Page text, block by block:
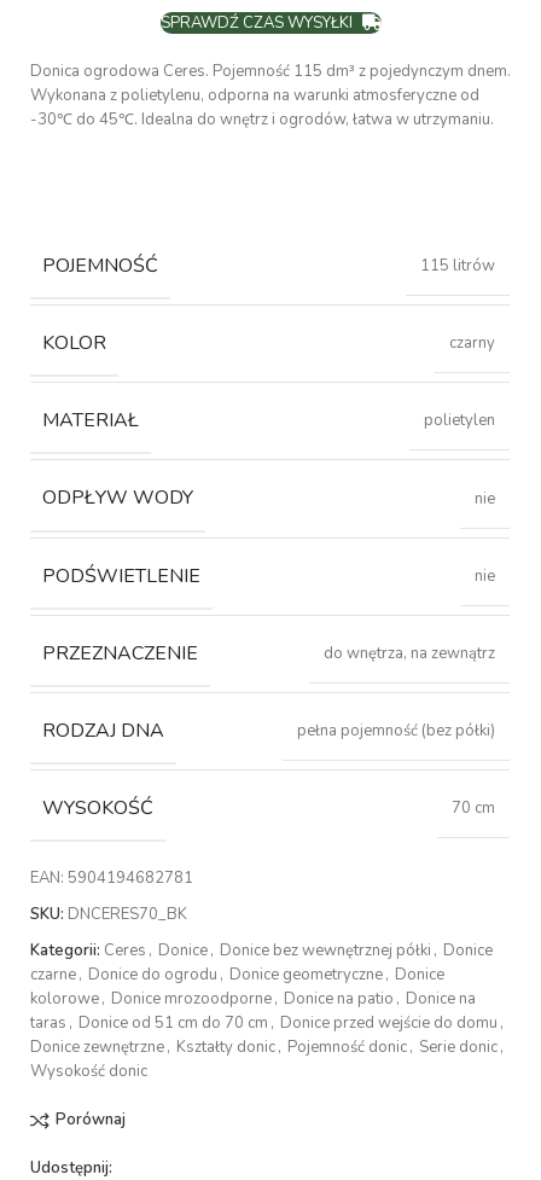
SPRAWDŹ CZAS WYSYŁKI
Donica ogrodowa Ceres. Pojemność 115 dm³ z pojedynczym dnem.
Wykonana z polietylenu, odporna na warunki atmosferyczne od
-30℃ do 45℃. Idealna do wnętrz i ogrodów, łatwa w utrzymaniu.
POJEMNOŚĆ 115 litrów
KOLOR czarny
MATERIAŁ polietylen
ODPŁYW WODY nie
PODŚWIETLENIE nie
PRZEZNACZENIE do wnętrza, na zewnątrz
RODZAJ DNA pełna pojemność (bez półki)
WYSOKOŚĆ 70 cm
EAN: 5904194682781
SKU: DNCERES70_BK
Kategorii: Ceres , Donice, Donice bez wewnętrznej półki , Donice
czarne, Donice do ogrodu , Donice geometryczne, Donice
kolorowe, Donice mrozoodporne, Donice na patio , Donice na
taras , Donice od 51 cm do 70 cm , Donice przed wejście do domu ,
Donice zewnętrzne, Kształty donic, Pojemność donic, Serie donic,
Wysokość donic
Porównaj
Udostępnij: